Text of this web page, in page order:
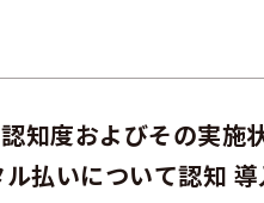
知度およびその実施
払いについて認知